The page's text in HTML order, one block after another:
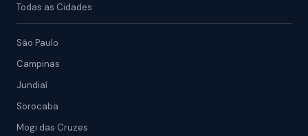
Todas as Cidades
São Paulo
Campinas
Jundiaí
Sorocaba
Mogi das Cruzes